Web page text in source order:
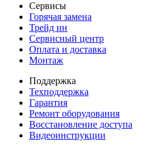
Сервисы
Горячая замена
Трейд ин
Сервисный центр
Оплата и доставка
Монтаж
Поддержка
Техподдержка
Гарантия
Ремонт оборудования
Восстановление доступа
Видеоинструкции